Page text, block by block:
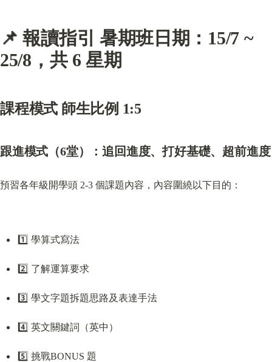
📌 報讀指引 暑期班日期： 15/7 ~
25/8，共 6 星期
課程模式 師生比例 1:5
跟進模式（6堂）：追回進度、打好基礎、超前進度
預習各年級開學頭 2-3 個課題內容，內容圍繞以下目的：
1️⃣ 學算式寫法
2️⃣ 了解運算要求
3️⃣ 學文字題拆題思路及表達手法
4️⃣ 英文關鍵詞（英中）
5️⃣ 挑戰BONUS 題